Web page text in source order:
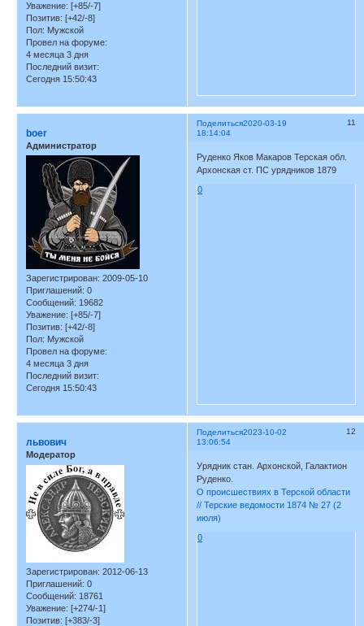
Уважение: [+85/-7]
Позитив: [+42/-8]
Пол: Мужской
Провел на форуме:
4 месяца 3 дня
Последний визит:
Сегодня 15:50:43
Поделиться 11
2020-03-19
18:14:04
boer
Администратор
Зарегистрирован: 2009-05-10
Приглашений: 0
Сообщений: 19682
Уважение: [+85/-7]
Позитив: [+42/-8]
Пол: Мужской
Провел на форуме:
4 месяца 3 дня
Последний визит:
Сегодня 15:50:43
Руденко Яков Макаров Терская обл.
Архонская ст. ПС урядников 1879
0
Поделиться 12
2023-10-02
13:06:54
львович
Модератор
Зарегистрирован: 2012-06-13
Приглашений: 0
Сообщений: 18761
Уважение: [+274/-1]
Позитив: [+383/-3]
Урядник стан. Архонской, Галактион
Руденко.
О происшествиях в Терской области
// Терские ведомости 1874 № 27 (2
июля)
0